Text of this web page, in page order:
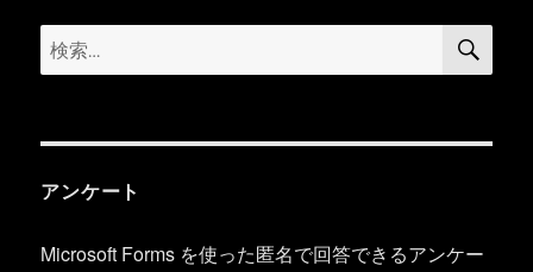
検
索:
検
アンケート
Microsoft Forms を使った匿名で回答できるアンケー